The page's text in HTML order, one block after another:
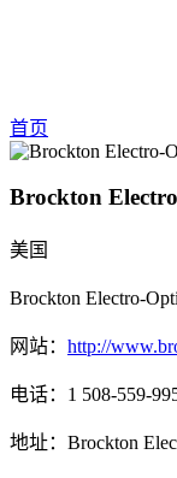
首页
Brockton
美国
Brockton Electro-
网站： http://
电话： 1 508-559-
地址： Brockton